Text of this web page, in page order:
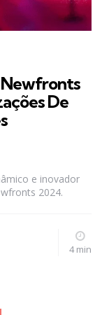
Newfronts
De
e inovador
2024.
4 min